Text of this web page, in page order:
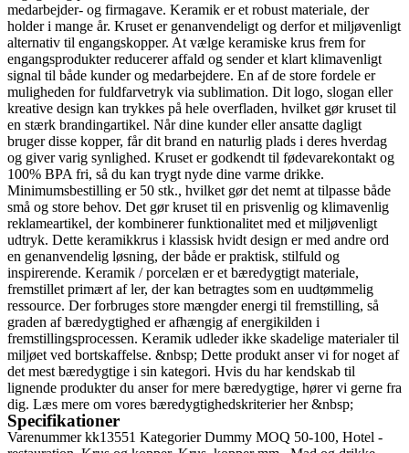
medarbejder- og firmagave. Keramik er et robust materiale, der
holder i mange år. Kruset er genanvendeligt og derfor et miljøvenligt
alternativ til engangskopper. At vælge keramiske krus frem for
engangsprodukter reducerer affald og sender et klart klimavenligt
signal til både kunder og medarbejdere. En af de store fordele er
muligheden for fuldfarvetryk via sublimation. Dit logo, slogan eller
kreative design kan trykkes på hele overfladen, hvilket gør kruset til
en stærk brandingartikel. Når dine kunder eller ansatte dagligt
bruger disse kopper, får dit brand en naturlig plads i deres hverdag
og giver varig synlighed. Kruset er godkendt til fødevarekontakt og
100% BPA fri, så du kan trygt nyde dine varme drikke.
Minimumsbestilling er 50 stk., hvilket gør det nemt at tilpasse både
små og store behov. Det gør kruset til en prisvenlig og klimavenlig
reklameartikel, der kombinerer funktionalitet med et miljøvenligt
udtryk. Dette keramikkrus i klassisk hvidt design er med andre ord
en genanvendelig løsning, der både er praktisk, stilfuld og
inspirerende. Keramik / porcelæn er et bæredygtigt materiale,
fremstillet primært af ler, der kan betragtes som en uudtømmelig
ressource. Der forbruges store mængder energi til fremstilling, så
graden af bæredygtighed er afhængig af energikilden i
fremstillingsprocessen. Keramik udleder ikke skadelige materialer til
miljøet ved bortskaffelse. &nbsp; Dette produkt anser vi for noget af
det mest bæredygtige i sin kategori. Hvis du har kendskab til
lignende produkter du anser for mere bæredygtige, hører vi gerne fra
dig. Læs mere om vores bæredygtighedskriterierher&nbsp;
Specifikationer
Varenummerkk13551 Kategorier Dummy MOQ 50-100, Hotel -